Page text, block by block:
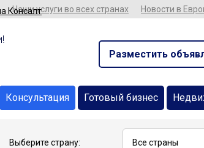
Наши услуги во всех странах Новости в
Разместить
Консультация Готовый бизнес
Выберите страну: